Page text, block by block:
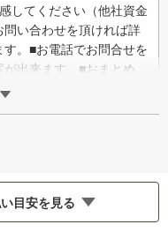
してください（他社資金
い合わせを頂ければ詳
。■お電話でお問合せを
出来ます。■おまとめロ
ーン・…
目安を見る